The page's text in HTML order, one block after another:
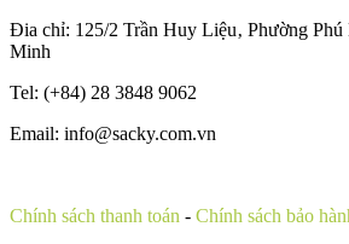
Đia chỉ: 125/2 Trần Huy Liệu‚ Phường
Minh
Tel: (+84) 28 3848 9062
Email: info@sacky.com.vn
Chính sách thanh toán - Chính sách bảo